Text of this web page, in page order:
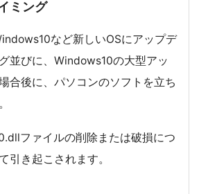
ミング
など新しいOSにアップデ
並びに、Windows10の大型アッ
合後に、パソコンのソフトを立ち
ファイルの削除または破損につ
引き起こされます。